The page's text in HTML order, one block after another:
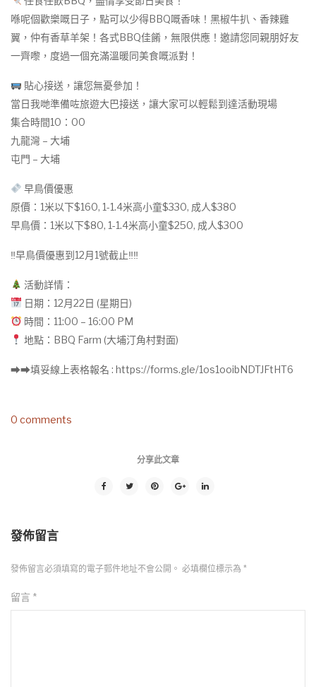
喺呢個歡樂嘅日子，點可以少得BBQ嘅香味！黑椒牛扒、香辣雞
翼，仲有香草羊架！各式BBQ佳餚，無限供應！邀請您同親朋好友
一齊嚟，度過一個充滿溫暖同美食嘅派對！
貼心接送，讓您無憂參加！
當日我哋準備咗旅遊大巴接送，讓大家可以輕鬆到達活動現場
集合時間10：00
九龍灣 – 大埔
屯門 – 大埔
早鳥價優惠
原價：1米以下$160, 1-1.4米高小童$330, 成人$380
早鳥價：1米以下$80, 1-1.4米高小童$250, 成人$300
‼早鳥價優惠到12月1號截止‼‼
活動詳情：
日期：12月22日 (星期日)
時間：11:00 – 16:00 PM
地點：BBQ Farm (大埔汀角村對面)
➡➡填妥線上表格報名 : https://forms.gle/1os1ooibNDTJFtHT6
0 comments
分享此文章
發佈留言
發佈留言必須填寫的電子郵件地址不會公開。 必填欄位標示為 *
留言 *